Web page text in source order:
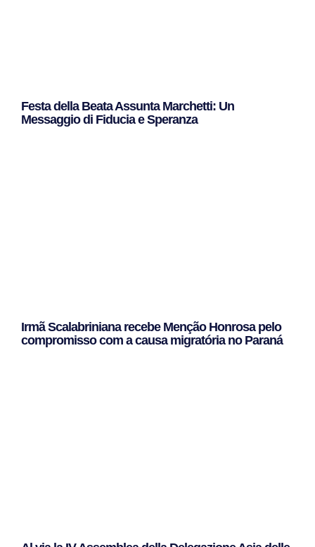
Festa della Beata Assunta Marchetti: Un
Messaggio di Fiducia e Speranza
Irmã Scalabriniana recebe Menção Honrosa pelo
compromisso com a causa migratória no Paraná